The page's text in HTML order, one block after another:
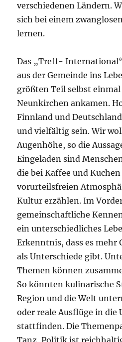
verschiedenen Ländern.
sich bei einem
lernen.
Das „Treff-
aus der Gemeinde ins
größten Teil selbst
Neunkirchen ankamen.
Finnland und
und vielfältig sein. Wir
Augenhöhe, so die
Eingeladen sind
die bei Kaffee und
vorurteilsfreien
Kultur erzählen. Im
gemeinschaftliche
ein unterschiedliches
Erkenntnis, dass es mehr
als Unterschiede gibt.
Themen können
So könnten kulinarische
Region und die Welt
oder reale Ausflüge in die
stattfinden. Die